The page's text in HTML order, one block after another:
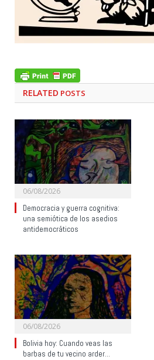
RELATED POSTS
06/08/2026
Democracia y guerra cognitiva:
una semiótica de los asedios
antidemocráticos
06/08/2026
Bolivia hoy: Cuando veas las
barbas de tu vecino arder…